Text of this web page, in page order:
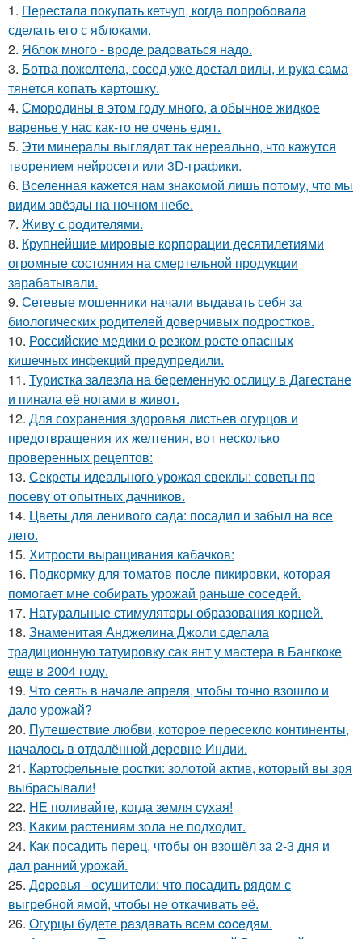
1. Перестала покупать кетчуп, когда попробовала
сделать его с яблоками.
2. Яблок много - вроде радоваться надо.
3. Ботва пожелтела, сосед уже достал вилы, и рука сама
тянется копать картошку.
4. Смородины в этом году много, а обычное жидкое
варенье у нас как-то не очень едят.
5. Эти минералы выглядят так нереально, что кажутся
творением нейросети или 3D-графики.
6. Вселенная кажется нам знакомой лишь потому, что мы
видим звёзды на ночном небе.
7. Живу с родителями.
8. Крупнейшие мировые корпорации десятилетиями
огромные состояния на смертельной продукции
зарабатывали.
9. Сетевые мошенники начали выдавать себя за
биологических родителей доверчивых подростков.
10. Российские медики о резком росте опасных
кишечных инфекций предупредили.
11. Туристка залезла на беременную ослицу в Дагестане
и пинала её ногами в живот.
12. Для сохранения здоровья листьев огурцов и
предотвращения их желтения, вот несколько
проверенных рецептов:
13. Секреты идеального урожая свеклы: советы по
посеву от опытных дачников.
14. Цветы для ленивого сада: посадил и забыл на все
лето.
15. Хитрости выращивания кабачков:
16. Подкормку для томатов после пикировки, которая
помогает мне собирать урожай раньше соседей.
17. Натуральные стимуляторы образования корней.
18. Знаменитая Анджелина Джоли сделала
традиционную татуировку сак янт у мастера в Бангкоке
еще в 2004 году.
19. Что сеять в начале апреля, чтобы точно взошло и
дало урожай?
20. Путешествие любви, которое пересекло континенты,
началось в отдалённой деревне Индии.
21. Картофельные ростки: золотой актив, который вы зря
выбрасывали!
22. HE поливайте, когда земля сухая!
23. Kaким растениям зола не подходит.
24. Как посадить перец, чтобы он взошёл за 2-3 дня и
дал ранний урожай.
25. Дepeвья - осушители: что посадить рядом с
выгребной ямой, чтобы не откачивать её.
26. Oгурцы будете рaздавать всем coceдям.